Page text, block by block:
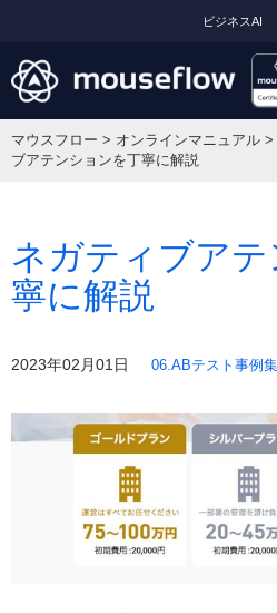
ビジネスAI
マウスフロー > オンラインマニュアル >
ブアテンションを丁寧に解説
ネガティブア
寧に解説
2023年02月01日 06.ABテスト事例集